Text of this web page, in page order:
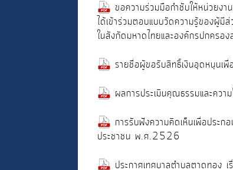
ขอความร่วมมือกำชับให้หน่วยงา
ได้เข้าร่วมตอบแบบวัดความรู้ของผู้มี
ในสังกัดมหาดไทยและองค์กรปกครอ
รายชื่อผู้ขอรับสิทธิ์เงินอุดหนุนเพื่
ผลการประเมินคุณธรรมและควา
การรับฟังความคิดเห็นเพื่อประ
ประชาชน พ.ศ.2526
ประกาศเทศบาลตำบลตาดทอง